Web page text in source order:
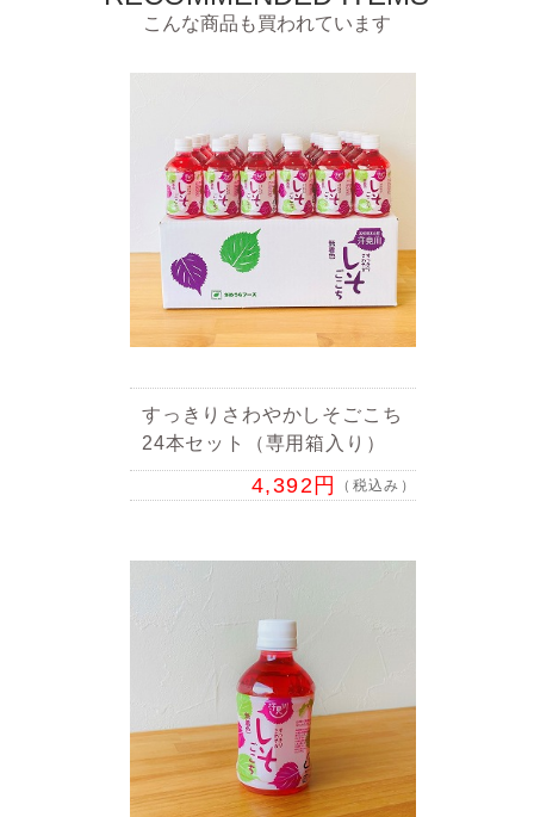
こんな商品も買われています
すっきりさわやかしそごこち
24本セット（専用箱入り）
4,392円 （税込み）